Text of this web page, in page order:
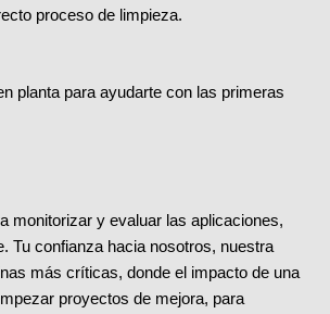
proceso de limpieza.
planta para ayudarte con las primeras
monitorizar y evaluar las aplicaciones,
Tu confianza hacia nosotros, nuestra
más críticas, donde el impacto de una
proyectos de mejora, para